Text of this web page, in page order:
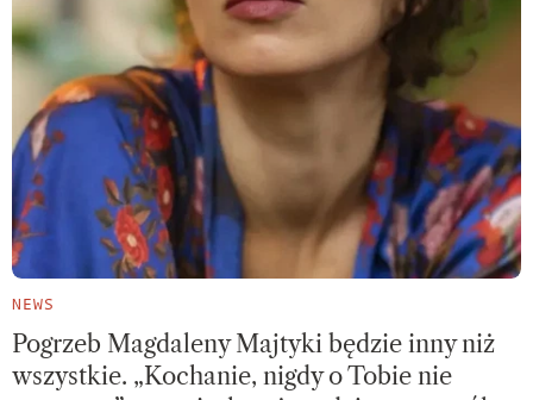
NEWS
Pogrzeb Magdaleny Majtyki będzie inny niż
wszystkie. „Kochanie, nigdy o Tobie nie